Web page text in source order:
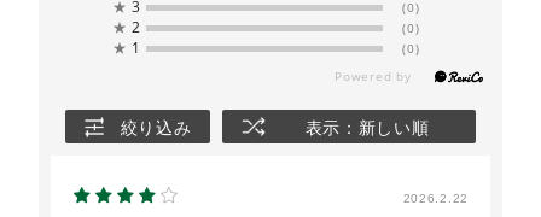
★ 3 (0)
★ 2 (0)
★ 1 (0)
絞り込み 表示：新しい順
2026.2.22